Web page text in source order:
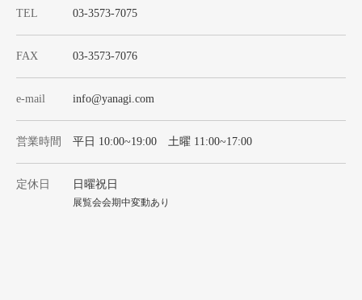
TEL 03-3573-7075
FAX 03-3573-7076
e-mail info@yanagi.com
営業時間 平日 10:00~19:00 土曜 11:00~17:00
定休日 日曜祝日
展覧会会期中変動あり